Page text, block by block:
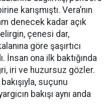
karışmıştı. Vera’nın
denecek kadar açık
çenesi dar,
göre şaşırtıcı
İnsan ona ilk baktığında
iri ve huzursuz gözler.
suçunu
bakışı aynı anda